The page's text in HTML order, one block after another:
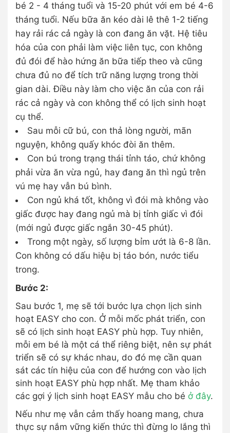
bé 2 - 4 tháng tuổi và 15-20 phút với em bé 4-6
tháng tuổi. Nếu bữa ăn kéo dài lê thê 1-2 tiếng
hay rải rác cả ngày là con đang ăn vặt. Hệ tiêu
hóa của con phải làm việc liên tục, con không
đủ đói để hào hứng ăn bữa tiếp theo và cũng
chưa đủ no để tích trữ năng lượng trong thời
gian dài. Điều này làm cho việc ăn của con rải
rác cả ngày và con không thể có lịch sinh hoạt
cụ thể.
Sau mỗi cữ bú, con thả lòng người, mãn
nguyện, không quấy khóc đòi ăn thêm.
Con bú trong trạng thái tỉnh táo, chứ không
phải vừa ăn vừa ngủ, hay đang ăn thì ngủ trên
vú mẹ hay vẫn bú bình.
Con ngủ khá tốt, không vì đói mà không vào
giấc được hay đang ngủ mà bị tỉnh giấc vì đói
(mới ngủ được giấc ngắn 30-45 phút).
Trong một ngày, số lượng bỉm ướt là 6-8 lần.
Con không có dấu hiệu bị táo bón, nước tiểu
trong.
Bước 2:
Sau bước 1, mẹ sẽ tới bước lựa chọn lịch sinh
hoạt EASY cho con. Ở mỗi mốc phát triển, con
sẽ có lịch sinh hoạt EASY phù hợp. Tuy nhiên,
mỗi em bé là một cá thể riêng biệt, nên sự phát
triển sẽ có sự khác nhau, do đó mẹ cần quan
sát các tín hiệu của con để hướng con vào lịch
sinh hoạt EASY phù hợp nhất. Mẹ tham khảo
các gợi ý lịch sinh hoạt EASY mẫu cho bé ở đây.
Nếu như mẹ vẫn cảm thấy hoang mang, chưa
thực sự nắm vững kiến thức thì đừng lo lắng thì